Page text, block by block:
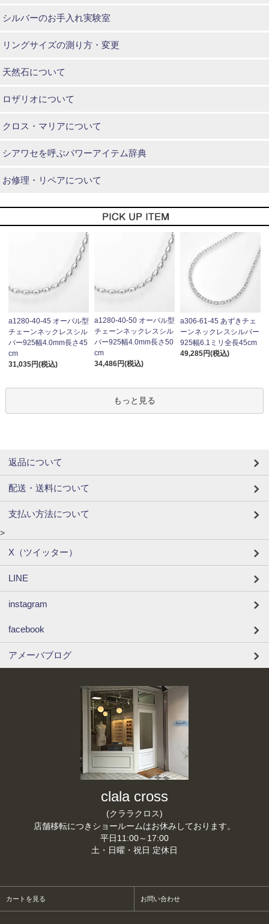
シルバーのお手入れ実験室
リングサイズの測り方・変更
天然石について
ロザリオについて
クロス・マリアについて
シアワセを呼ぶパワーアイテム辞典
お修理・リペアについて
a1280-40-45 オーバル型
チェーンネックレスシル
バー925幅4.0mm長さ45
cm
31,035円(税込)
a1280-40-50 オーバル型
チェーンネックレスシル
バー925幅4.0mm長さ50
cm
34,486円(税込)
a306-61-45 あずきチェ
ーンネックレスシルバー
925幅6.1ミリ全長45cm
49,285円(税込)
もっと見る
返品について
配送・送料について
支払い方法について
>
X（ツイッター）
LINE
instagram
facebook
アメーバブログ
clala cross
(クララクロス)
店舗移転につきショールームはお休みしております。
平日11:00～17:00
土・日曜・祝日 定休日
カートを見る お問い合わせ